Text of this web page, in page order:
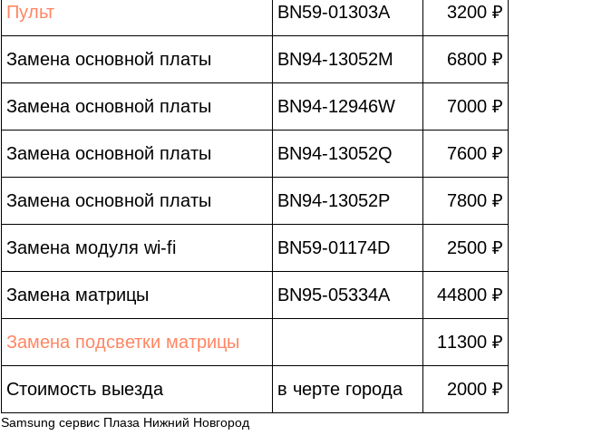
Пульт BN59-01303A 3200 ₽
Замена основной платы BN94-13052M 6800 ₽
Замена основной платы BN94-12946W 7000 ₽
Замена основной платы BN94-13052Q 7600 ₽
Замена основной платы BN94-13052P 7800 ₽
Замена модуля wi-fi BN59-01174D 2500 ₽
Замена матрицы BN95-05334A 44800 ₽
Замена подсветки матрицы 11300 ₽
Стоимость выезда в черте города 2000 ₽
Samsung сервис Плаза Нижний Новгород